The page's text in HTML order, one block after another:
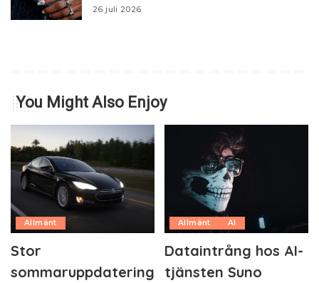
26 juli 2026
You Might Also Enjoy
Allmänt
Stor
sommaruppdatering
Allmänt AI
Dataintrång hos AI-
tjänsten Suno